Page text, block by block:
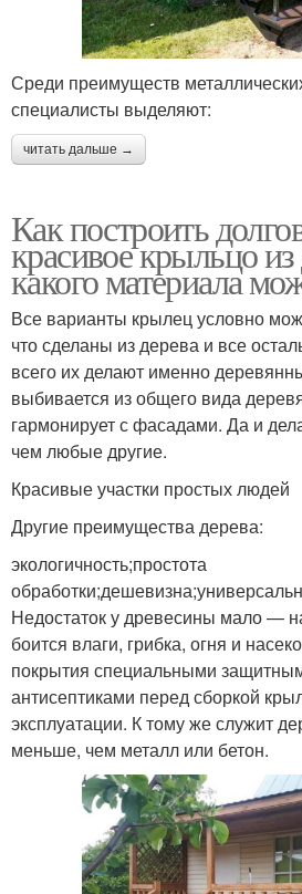
Среди преимуществ
специалисты выделяют:
читать дальше →
Как построить
красивое крыльцо
какого материала
Все варианты крылец условно
что сделаны из дерева и все
всего их делают именно
выбивается из общего вида
гармонирует с фасадами. Да и
чем любые другие.
Красивые участки простых людей
Другие преимущества дерева:
экологичность;простота
Недостаток у древесины мало —
боится влаги, грибка, огня и
покрытия специальными
антисептиками перед сборкой
эксплуатации. К тому же служит
меньше, чем металл или бетон.